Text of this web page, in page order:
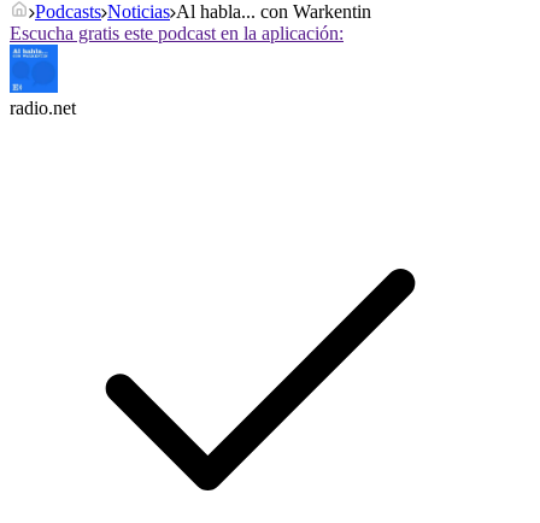
Podcasts Noticias Al habla... con Warkentin
Escucha gratis este podcast en la aplicación:
radio.net